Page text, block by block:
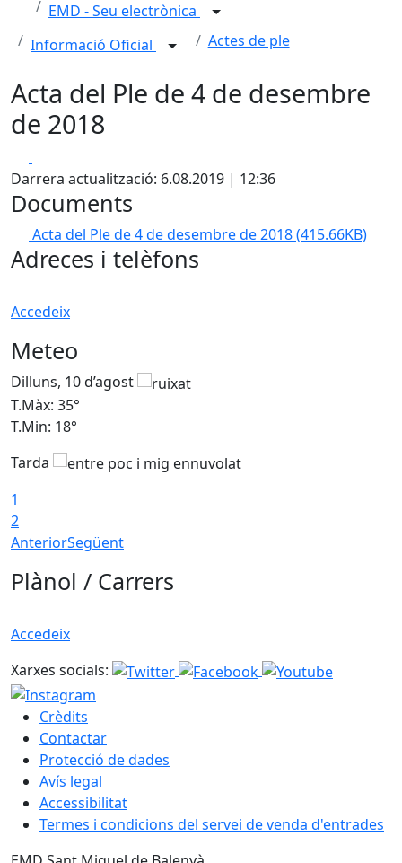
EMD - Seu electrònica
Informació Oficial
Actes de ple
Acta del Ple de 4 de desembre
de 2018
Darrera actualització: 6.08.2019 | 12:36
Documents
Acta del Ple de 4 de desembre de 2018(415.66KB)
Adreces i telèfons
Accedeix
Meteo
Dilluns, 10 d’agost
T.Màx: 35°
T.Min: 18°
Tarda
1
2
AnteriorSegüent
Plànol / Carrers
Accedeix
Xarxes socials:
Crèdits
Contactar
Protecció de dades
Avís legal
Accessibilitat
Termes i condicions del servei de venda d'entrades